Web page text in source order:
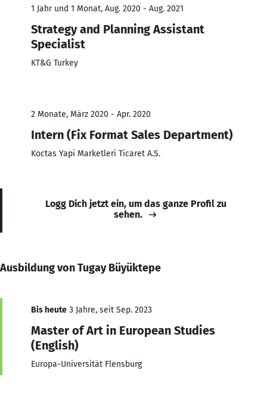
1 Jahr und 1 Monat, Aug. 2020 - Aug. 2021
Strategy and Planning Assistant
Specialist
KT&G Turkey
2 Monate, März 2020 - Apr. 2020
Intern (Fix Format Sales Department)
Koctas Yapi Marketleri Ticaret A.S.
Logg Dich jetzt ein, um das ganze Profil zu
sehen.
Ausbildung von Tugay Büyüktepe
Bis heute 3 Jahre, seit Sep. 2023
Master of Art in European Studies
(English)
Europa-Universität Flensburg